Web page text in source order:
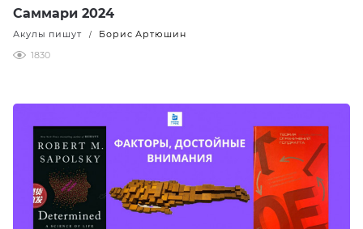
Саммари 2024
Акулы пишут /
Борис Артюшин
1830